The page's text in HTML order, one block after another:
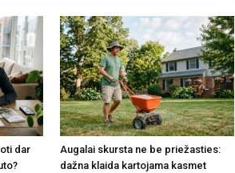
dar
Augalai skursta ne be priežasties:
dažna klaida kartojama kasmet